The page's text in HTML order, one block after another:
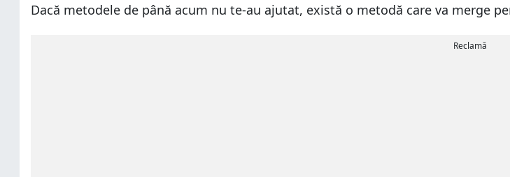
Dacă metodele de până acum nu te-au ajutat, există o metodă care va merge
Reclamă